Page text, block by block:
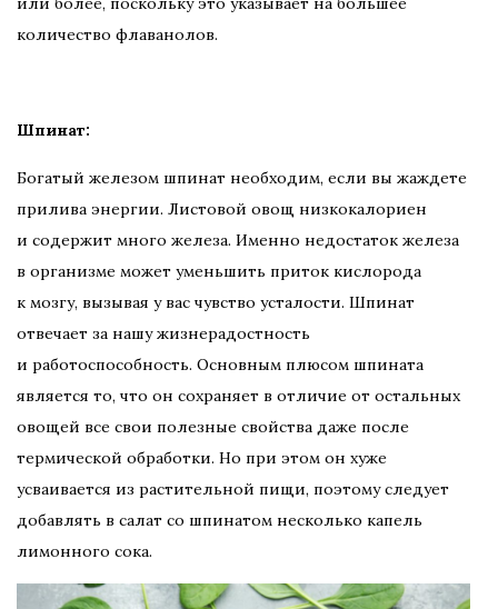
количество флаванолов.
Шпинат:
Богатый железом шпинат необходим, если вы жаждете
прилива энергии. Листовой овощ низкокалориен
и содержит много железа. Именно недостаток железа
в организме может уменьшить приток кислорода
к мозгу, вызывая у вас чувство усталости. Шпинат
отвечает за нашу жизнерадостность
и работоспособность. Основным плюсом шпината
является то, что он сохраняет в отличие от остальных
овощей все свои полезные свойства даже после
термической обработки. Но при этом он хуже
усваивается из растительной пищи, поэтому следует
добавлять в салат со шпинатом несколько капель
лимонного сока.